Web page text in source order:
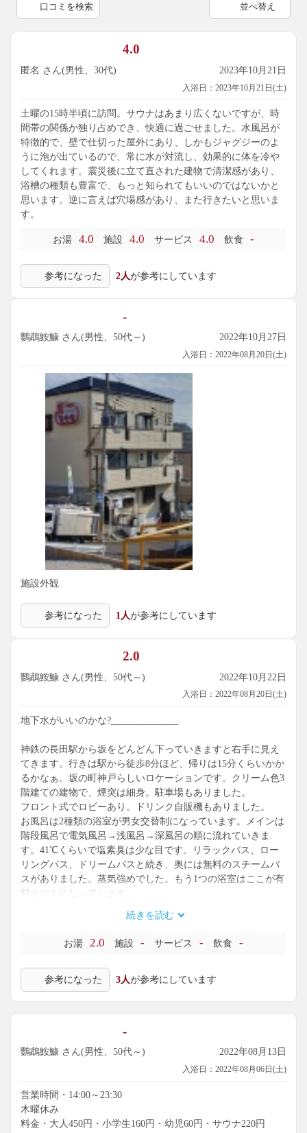
口コミを検索 並べ替え
4.0
匿名 さん(男性、30代) 2023年10月21日
入浴日：2023年10月21日(土)
土曜の15時半頃に訪問。サウナはあまり広くないですが、時
間帯の関係か独り占めでき、快適に過ごせました。水風呂が
特徴的で、壁で仕切った屋外にあり、しかもジャグジーのよ
うに泡が出ているので、常に水が対流し、効果的に体を冷や
してくれます。震災後に立て直された建物で清潔感があり、
浴槽の種類も豊富で、もっと知られてもいいのではないかと
思います。逆に言えば穴場感があり、また行きたいと思いま
す。
お湯 4.0 施設 4.0 サービス 4.0 飲食 -
参考になった 2人が参考にしています
-
鸚鵡鮟鱇 さん(男性、50代～) 2022年10月27日
入浴日：2022年08月20日(土)
施設外観
参考になった 1人が参考にしています
2.0
鸚鵡鮟鱇 さん(男性、50代～) 2022年10月22日
入浴日：2022年08月20日(土)
地下水がいいのかな?______________
神鉄の長田駅から坂をどんどん下っていきますと右手に見え
てきます。行きは駅から徒歩8分ほど、帰りは15分くらいかか
るかなぁ。坂の町神戸らしいロケーションです。クリーム色3
階建ての建物で、煙突は細身。駐車場もありました。
フロント式でロビーあり。ドリンク自販機もありました。
お風呂は2種類の浴室が男女交替制になっています。メインは
階段風呂で電気風呂→浅風呂→深風呂の順に流れていきま
す。41℃くらいで塩素臭は少な目です。リラックバス、ロー
リングバス、ドリームバスと続き、奥には無料のスチームバ
スがありました。蒸気強めでした。もう1つの浴室はここが有
料サウナになっています。
湯あそびひろば系のお風呂でカラフルなタイルが楽しいです
ね。充実した湯水が魅力です。地下水の質が高いのでしょう
ね。さすがは神戸といったところです。
続きを読む
お湯 2.0 施設 - サービス - 飲食 -
参考になった 3人が参考にしています
-
鸚鵡鮟鱇 さん(男性、50代～) 2022年08月13日
入浴日：2022年08月06日(土)
営業時間・14:00～23:30
木曜休み
料金・大人450円・小学生160円・幼児60円・サウナ220円